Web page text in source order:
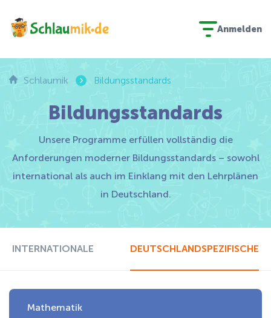
Anmelden
Schlaumik › Bildungsstandards
Bildungsstandards
Unsere Programme erfüllen vollständig die
Anforderungen moderner Bildungsstandards – sowohl
international als auch im Einklang mit den Lehrplänen
in Deutschland.
INTERNATIONALE DEUTSCHLANDSPEZIFISCHE
Mathematik